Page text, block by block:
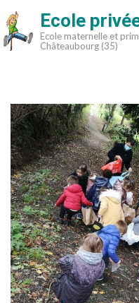
Aller
au
contenu
Ecole
Ecole maternelle et
Châteaubourg (35)